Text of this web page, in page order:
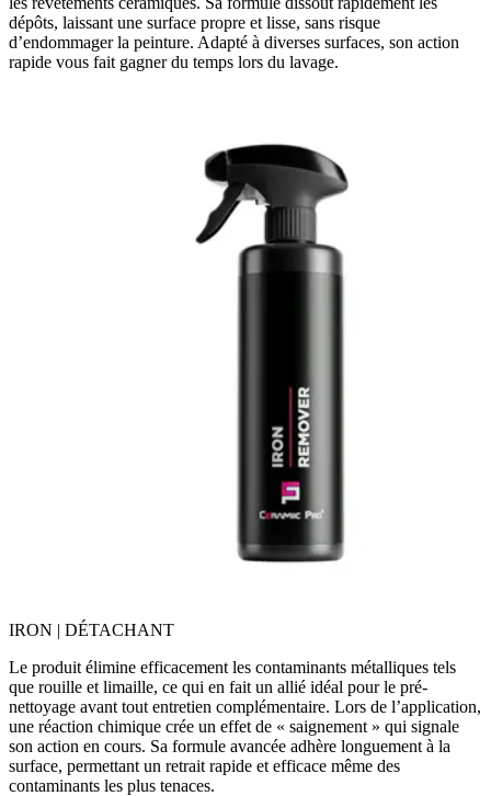
dépôts, laissant une surface propre et lisse, sans risque
d’endommager la peinture. Adapté à diverses surfaces, son action
rapide vous fait gagner du temps lors du lavage.
IRON | DÉTACHANT
Le produit élimine efficacement les contaminants métalliques tels
que rouille et limaille, ce qui en fait un allié idéal pour le pré-
nettoyage avant tout entretien complémentaire. Lors de l’application,
une réaction chimique crée un effet de « saignement » qui signale
son action en cours. Sa formule avancée adhère longuement à la
surface, permettant un retrait rapide et efficace même des
contaminants les plus tenaces.